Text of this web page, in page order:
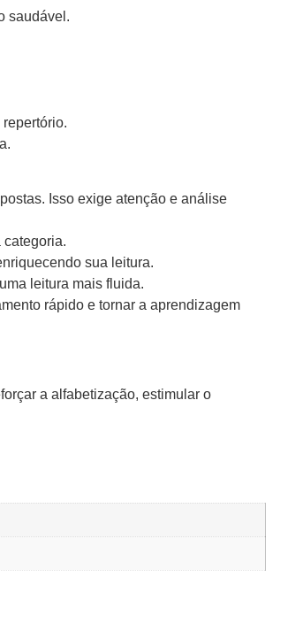
saudável.
Isso exige atenção e análise
categoria.
sua leitura.
leitura mais fluida.
rápido e tornar a aprendizagem
a alfabetização, estimular o